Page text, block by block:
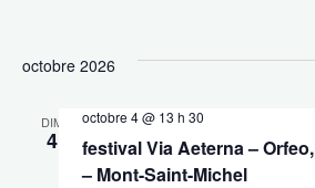
octobre 2026
DIM
4
festival Via Aeterna –
– Mont-Saint-Michel
octobre 4 @ 13 h 30